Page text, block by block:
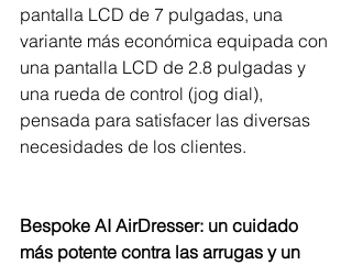
pantalla LCD de 7 pulgadas, una
variante más económica equipada con
una pantalla LCD de 2.8 pulgadas y
una rueda de control (jog dial),
pensada para satisfacer las diversas
necesidades de los clientes.
Bespoke AI AirDresser: un cuidado
más potente contra las arrugas y un